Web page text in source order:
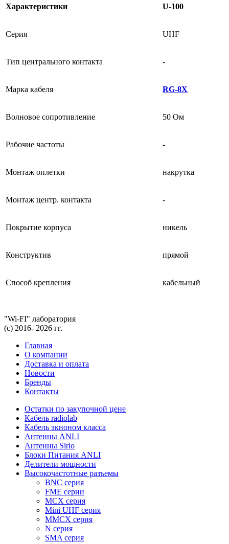
Характеристики U-100
Серия UHF
Тип центрального контакта -
Марка кабеля RG-8X
Волновое сопротивление 50 Ом
Рабочие частоты -
Монтаж оплетки накрутка
Монтаж центр. контакта -
Покрытие корпуса никель
Конструктив прямой
Способ крепления кабельный
"Wi-FI" лаборатория
(с) 2016- 2026 гг.
Главная
О компании
Доставка и оплата
Новости
Бренды
Контакты
Остатки по закупочной цене
Кабель radiolab
Кабель экноном класса
Антенны ANLI
Антенны Sirio
Блоки Питания ANLI
Делители мощности
Высокочастотные разъемы
BNC серия
FME серии
MCX серия
Mini UHF серия
MMCX серия
N серия
SMA серия